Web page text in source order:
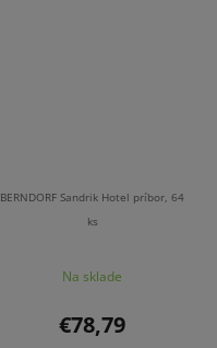
BERNDORF Sandrik Hotel príbor, 64
ks
Na sklade
€78,79